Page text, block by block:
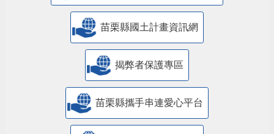
苗栗縣國土計畫資訊網
揭弊者保護專區
苗栗縣攜手串連愛心平台